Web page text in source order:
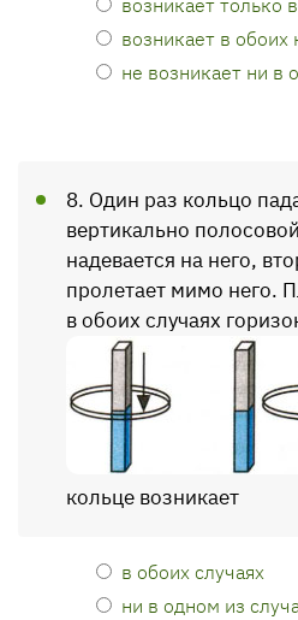
возникает в обоих
не возникает ни в
8. Один раз кольцо
вертикально
надевается на него,
пролетает мимо него.
в обоих случаях
кольце возникает
в обоих случаях
ни в одном из